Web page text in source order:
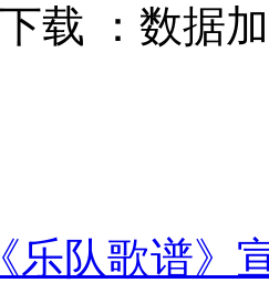
载 ：数据
《乐队歌谱》